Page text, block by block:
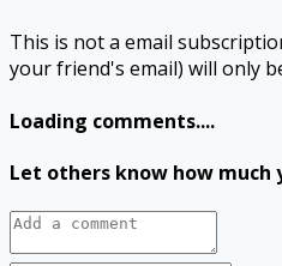
This is not a email
your friend's email) will only
Loading comments....
Let others know how much